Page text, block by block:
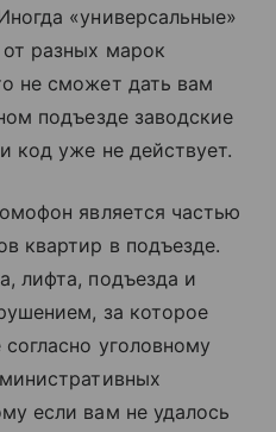
«универсальные»
разных марок
не сможет дать вам
подъезде заводские
код уже не действует.
является частью
квартир в подъезде.
лифта, подъезда и
за которое
уголовному
если вам не удалось